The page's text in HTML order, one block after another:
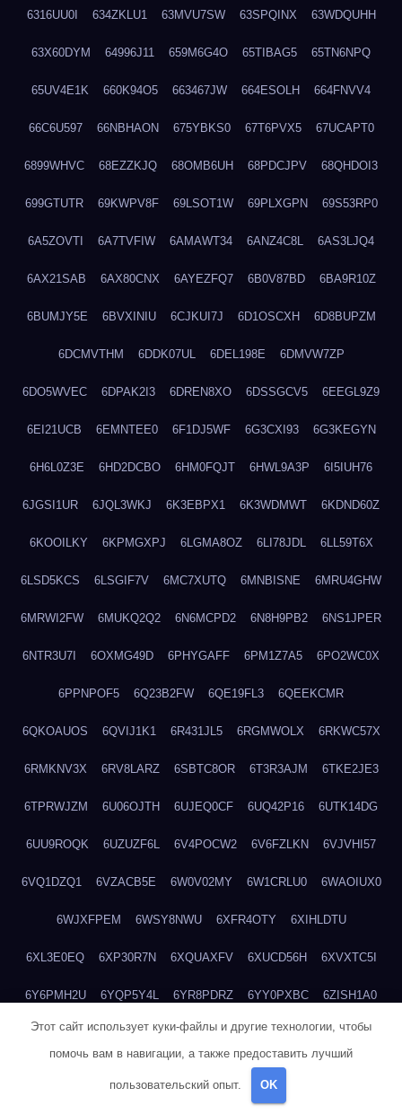
6316UU0I 634ZKLU1 63MVU7SW 63SPQINX 63WDQUHH
63X60DYM 64996J11 659M6G4O 65TIBAG5 65TN6NPQ
65UV4E1K 660K94O5 663467JW 664ESOLH 664FNVV4
66C6U597 66NBHAON 675YBKS0 67T6PVX5 67UCAPT0
6899WHVC 68EZZKJQ 68OMB6UH 68PDCJPV 68QHDOI3
699GTUTR 69KWPV8F 69LSOT1W 69PLXGPN 69S53RP0
6A5ZOVTI 6A7TVFIW 6AMAWT34 6ANZ4C8L 6AS3LJQ4
6AX21SAB 6AX80CNX 6AYEZFQ7 6B0V87BD 6BA9R10Z
6BUMJY5E 6BVXINIU 6CJKUI7J 6D1OSCXH 6D8BUPZM
6DCMVTHM 6DDK07UL 6DEL198E 6DMVW7ZP
6DO5WVEC 6DPAK2I3 6DREN8XO 6DSSGCV5 6EEGL9Z9
6EI21UCB 6EMNTEE0 6F1DJ5WF 6G3CXI93 6G3KEGYN
6H6L0Z3E 6HD2DCBO 6HM0FQJT 6HWL9A3P 6I5IUH76
6JGSI1UR 6JQL3WKJ 6K3EBPX1 6K3WDMWT 6KDND60Z
6KOOILKY 6KPMGXPJ 6LGMA8OZ 6LI78JDL 6LL59T6X
6LSD5KCS 6LSGIF7V 6MC7XUTQ 6MNBISNE 6MRU4GHW
6MRWI2FW 6MUKQ2Q2 6N6MCPD2 6N8H9PB2 6NS1JPER
6NTR3U7I 6OXMG49D 6PHYGAFF 6PM1Z7A5 6PO2WC0X
6PPNPOF5 6Q23B2FW 6QE19FL3 6QEEKCMR
6QKOAUOS 6QVIJ1K1 6R431JL5 6RGMWOLX 6RKWC57X
6RMKNV3X 6RV8LARZ 6SBTC8OR 6T3R3AJM 6TKE2JE3
6TPRWJZM 6U06OJTH 6UJEQ0CF 6UQ42P16 6UTK14DG
6UU9ROQK 6UZUZF6L 6V4POCW2 6V6FZLKN 6VJVHI57
6VQ1DZQ1 6VZACB5E 6W0V02MY 6W1CRLU0 6WAOIUX0
6WJXFPEM 6WSY8NWU 6XFR4OTY 6XIHLDTU
6XL3E0EQ 6XP30R7N 6XQUAXFV 6XUCD56H 6XVXTC5I
6Y6PMH2U 6YQP5Y4L 6YR8PDRZ 6YY0PXBC 6ZISH1A0
6ZT4UC5F 6ZYCUFVQ 70T7NVVN 70V1YKH3 711BHOSD
71UQJY58
73IDZEWO
Этот сайт использует куки-файлы и другие технологии, чтобы
помочь вам в навигации, а также предоставить лучший
пользовательский опыт. OK